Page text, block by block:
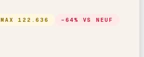
MAX122.636 − 64% VS NEUF